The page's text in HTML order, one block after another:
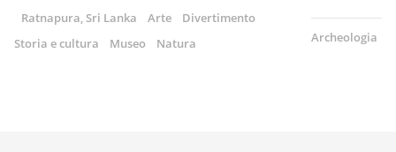
Ratnapura, Sri Lanka Arte
Divertimento
Storia e cultura
Museo Natura Archeologia